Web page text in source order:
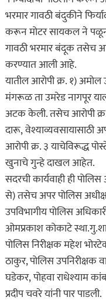
भरमार गावठी बंदुकीने
करून मोटर सायकल ने
गावठी भरमार बंदूक तसेच
करण्यात आली आहे.
यातील आरोपी क्र. १) अमोल
मंगरूळ ता उमरेड नागपूर
अटक केली. तसेच आरोपी क्र.
दारू,
आरोपी क्र. ३ याचेविरूद्ध
खुनाचे गुन्हे दाखल आहेत.
सदरची कार्यवाही ही पोलिस
से) तसेच अपर पोलिस
उपविभागीय पोलिस
ओमप्रकाश कोकाटे
पोलिस निरीक्षक महेश
ठाकुर, पोलिस उपनिरीक्षक
घडेकर, पोहवा राधेश्याम
प्रदीप चवरे यांनी पार पाडली.